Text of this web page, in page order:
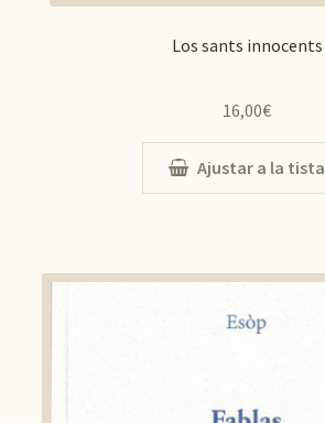
Los sants innocents
16,00€
Ajustar a la tista